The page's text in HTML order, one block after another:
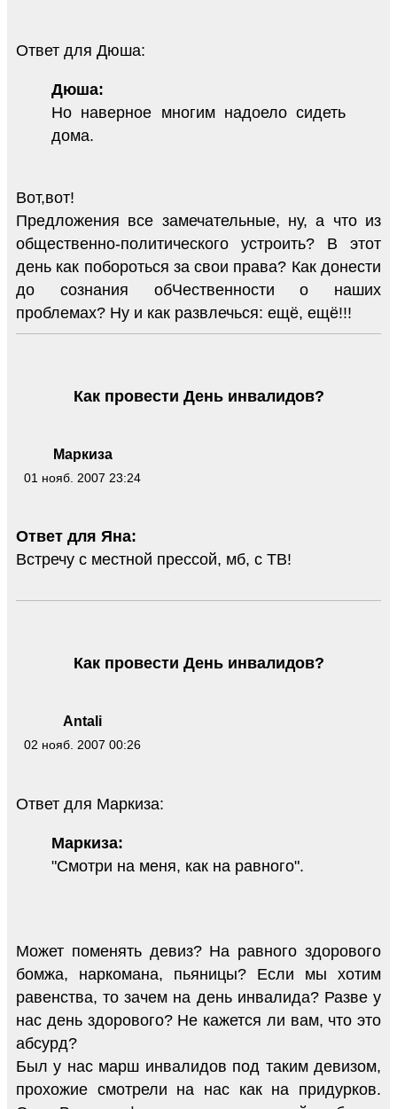
Ответ для Дюша:
Дюша:
Но наверное многим надоело сидеть
дома.
Вот,вот!
Предложения все замечательные, ну, а что из
общественно-политического устроить? В этот
день как побороться за свои права? Как донести
до сознания обЧественности о наших
проблемах? Ну и как развлечься: ещё, ещё!!!
Маркиза
01 нояб. 2007 23:24
Как провести День инвалидов?
Ответ для Яна:
Встречу с местной прессой, мб, с ТВ!
Antali
02 нояб. 2007 00:26
Как провести День инвалидов?
Ответ для Маркиза:
Маркиза:
"Смотри на меня, как на равного".
Может поменять девиз? На равного здорового
бомжа, наркомана, пьяницы? Если мы хотим
равенства, то зачем на день инвалида? Разве у
нас день здорового? Не кажется ли вам, что это
абсурд?
Был у нас марш инвалидов под таким девизом,
прохожие смотрели на нас как на придурков.